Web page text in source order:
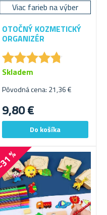
Viac farieb na výber
OTOČNÝ KOZMETICKÝ
ORGANIZÉR
★★★★★
★★★★★
Pôvodná cena: 21,36 €
9,80 €
Skladem
-31 %